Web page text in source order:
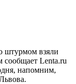
штурмом взяли
сообщает Lenta.ru
напомним,